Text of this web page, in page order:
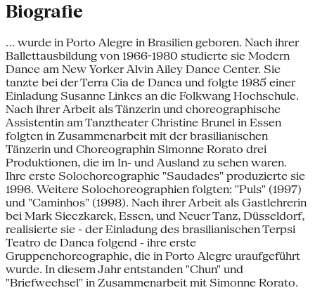
Biografie
... wurde in Porto Alegre in Brasilien geboren. Nach ihrer
Ballettausbildung von 1966-1980 studierte sie Modern
Dance am New Yorker Alvin Ailey Dance Center. Sie
tanzte bei der Terra Cia de Danca und folgte 1985 einer
Einladung Susanne Linkes an die Folkwang Hochschule.
Nach ihrer Arbeit als Tänzerin und choreographische
Assistentin am Tanztheater Christine Brunel in Essen
folgten in Zusammenarbeit mit der brasilianischen
Tänzerin und Choreographin Simonne Rorato drei
Produktionen, die im In- und Ausland zu sehen waren.
Ihre erste Solochoreographie "Saudades" produzierte sie
1996. Weitere Solochoreographien folgten: "Puls" (1997)
und "Caminhos" (1998). Nach ihrer Arbeit als Gastlehrerin
bei Mark Sieczkarek, Essen, und Neuer Tanz, Düsseldorf,
realisierte sie - der Einladung des brasilianischen Terpsi
Teatro de Danca folgend - ihre erste
Gruppenchoreographie, die in Porto Alegre uraufgeführt
wurde. In diesem Jahr entstanden "Chun" und
"Briefwechsel" in Zusammenarbeit mit Simonne Rorato.